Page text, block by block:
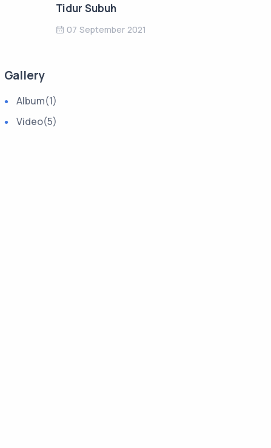
Tidur Subuh
07 September 2021
Gallery
Album(1)
Video(5)